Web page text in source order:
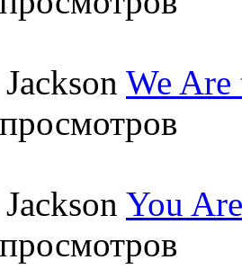
We
You